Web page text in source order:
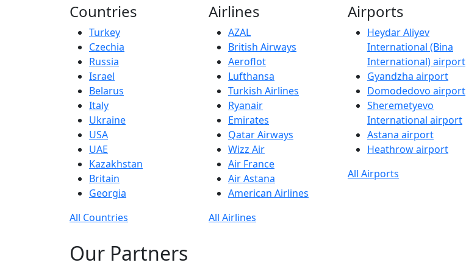
Countries
Turkey
Czechia
Russia
Israel
Belarus
Italy
Ukraine
USA
UAE
Kazakhstan
Britain
Georgia
All Countries
Airlines
AZAL
British Airways
Aeroflot
Lufthansa
Turkish Airlines
Ryanair
Emirates
Qatar Airways
Wizz Air
Air France
Air Astana
American Airlines
All Airlines
Airports
Heydar Aliyev
International (Bina
International) airport
Gyandzha airport
Domodedovo airport
Sheremetyevo
International airport
Astana airport
Heathrow airport
All Airports
Our Partners